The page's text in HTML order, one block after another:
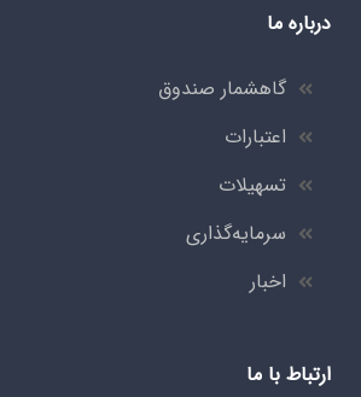
درباره ما
گاهشمار صندوق
اعتبارات
تسهیلات
سرمایه‌گذاری
اخبار
ارتباط با ما